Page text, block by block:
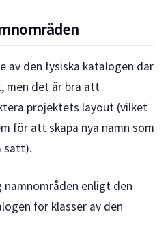
av den fysiska katalogen där
men det är bra att
projektets layout (vilket
för att skapa nya namn som
sätt).
namnområden enligt den
för klasser av den